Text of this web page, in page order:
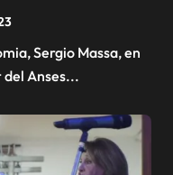
Anses...